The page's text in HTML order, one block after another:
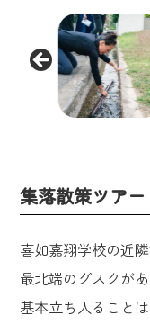
集落散策ツアー
喜如嘉翔学校の近
最北端のグスクが
基本立ち入ること